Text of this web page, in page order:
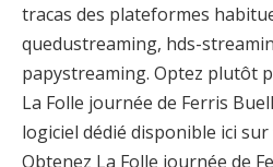
tracas des plateformes
quedustreaming, hds-
papystreaming. Optez plutôt
La Folle journée de Ferris
logiciel dédié disponible ici
Obtenez La Folle journée de